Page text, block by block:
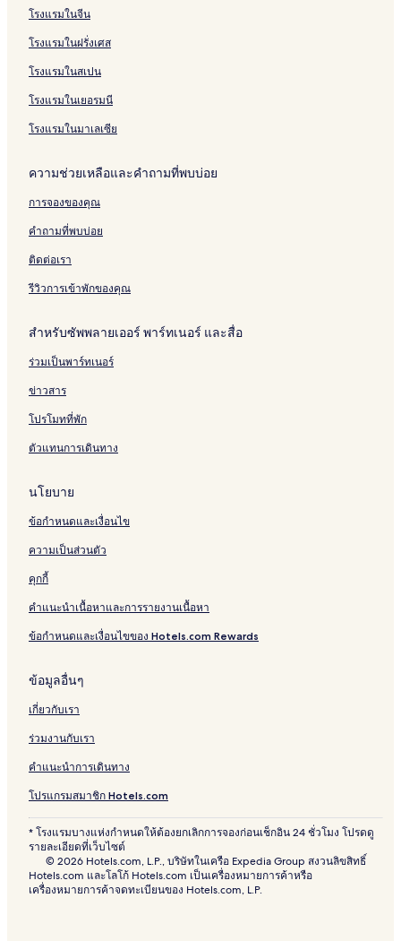
โรงแรมในจีน
โรงแรมในฝรั่งเศส
โรงแรมในสเปน
โรงแรมในเยอรมนี
โรงแรมในมาเลเซีย
ความช่วยเหลือและคำถามที่พบบ่อย
การจองของคุณ
คำถามที่พบบ่อย
ติดต่อเรา
รีวิวการเข้าพักของคุณ
สำหรับซัพพลายเออร์ พาร์ทเนอร์ และสื่อ
ร่วมเป็นพาร์ทเนอร์
ข่าวสาร
โปรโมทที่พัก
ตัวแทนการเดินทาง
นโยบาย
ข้อกำหนดและเงื่อนไข
ความเป็นส่วนตัว
คุกกี้
คำแนะนำเนื้อหาและการรายงานเนื้อหา
ข้อกำหนดและเงื่อนไขของ Hotels.com Rewards
ข้อมูลอื่นๆ
เกี่ยวกับเรา
ร่วมงานกับเรา
คำแนะนำการเดินทาง
โปรแกรมสมาชิก Hotels.com
* โรงแรมบางแห่งกำหนดให้ต้องยกเลิกการจองก่อนเช็กอิน 24 ชั่วโมง โปรดดู
รายละเอียดที่เว็บไซต์
© 2026 Hotels.com, L.P., บริษัทในเครือ Expedia Group สงวนลิขสิทธิ์
Hotels.com และโลโก้ Hotels.com เป็นเครื่องหมายการค้าหรือ
เครื่องหมายการค้าจดทะเบียนของ Hotels.com, L.P.